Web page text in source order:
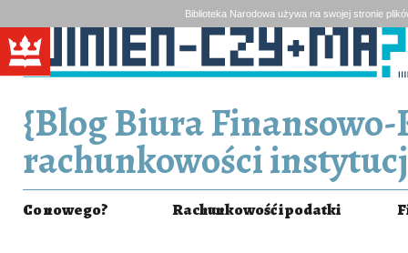
Biblioteka Narodowa używa na swojej stronie
{Blog Biura
rachunkowości
Co nowego? Rachunkowość i podatki